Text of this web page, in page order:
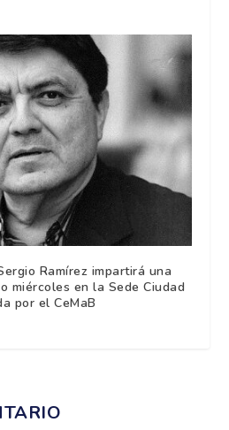
Ramírez impartirá una
miércoles en la Sede Ciudad
por el CeMaB